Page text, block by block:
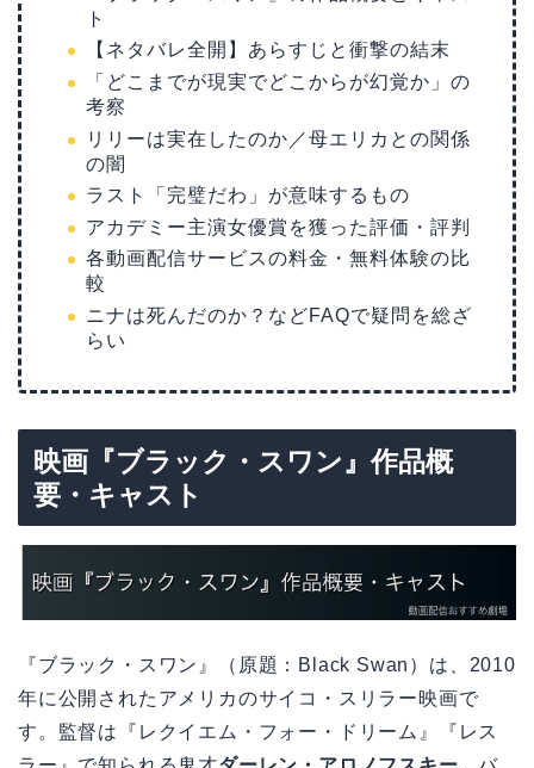
ト
【ネタバレ全開】あらすじと衝撃の結末
「どこまでが現実でどこからが幻覚か」の
考察
リリーは実在したのか／母エリカとの関係
の闇
ラスト「完璧だわ」が意味するもの
アカデミー主演女優賞を獲った評価・評判
各動画配信サービスの料金・無料体験の比
較
ニナは死んだのか？などFAQで疑問を総ざ
らい
映画『ブラック・スワン』作品概
要・キャスト
『ブラック・スワン』（原題：Black Swan）は、2010
年に公開されたアメリカのサイコ・スリラー映画で
す。監督は『レクイエム・フォー・ドリーム』『レス